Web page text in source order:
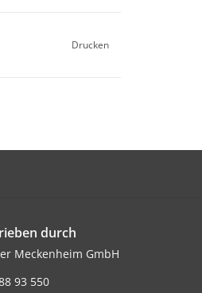
Drucken
durch
Meckenheim GmbH
93 550